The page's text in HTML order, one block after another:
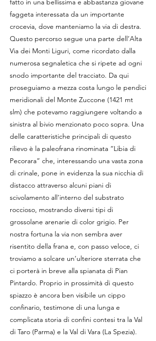
fatto in una bellissima e abbastanza giovane
faggeta interessata da un importante
crocevia, dove manteniamo la via di destra.
Questo percorso segue una parte dell’Alta
Via dei Monti Liguri, come ricordato dalla
numerosa segnaletica che si ripete ad ogni
snodo importante del tracciato. Da qui
proseguiamo a mezza costa lungo le pendici
meridionali del Monte Zuccone (1421 mt
slm) che potevamo raggiungere voltando a
sinistra al bivio menzionato poco sopra. Una
delle caratteristiche principali di questo
rilievo è la paleofrana rinominata “Libia di
Pecorara” che, interessando una vasta zona
di crinale, pone in evidenza la sua nicchia di
distacco attraverso alcuni piani di
scivolamento all’interno del substrato
roccioso, mostrando diversi tipi di
grossolane arenarie di color grigio. Per
nostra fortuna la via non sembra aver
risentito della frana e, con passo veloce, ci
troviamo a solcare un’ulteriore sterrata che
ci porterà in breve alla spianata di Pian
Pintardo. Proprio in prossimità di questo
spiazzo è ancora ben visibile un cippo
confinario, testimone di una lunga e
complicata storia di confini contesi tra la Val
di Taro (Parma) e la Val di Vara (La Spezia).